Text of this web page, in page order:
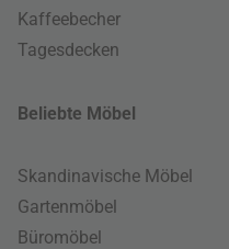
Kaffeebecher
Tagesdecken
Beliebte Möbel
Skandinavische Möbel
Gartenmöbel
Büromöbel